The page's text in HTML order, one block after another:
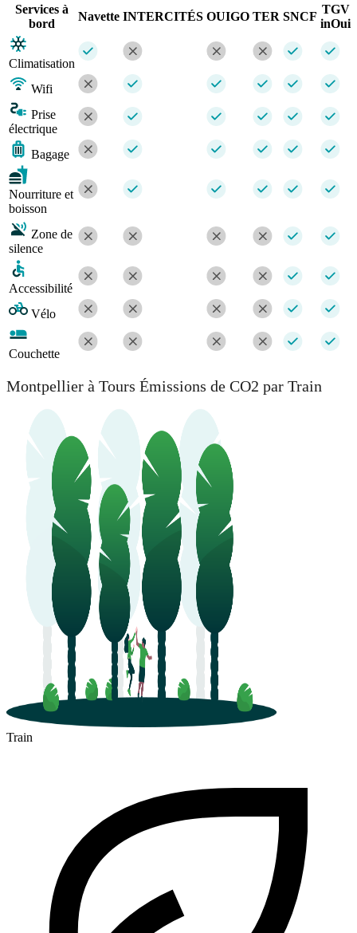
Services à
bord
Navette INTERCITÉS OUIGO TER SNCF
TGV
inOui
Climatisation
Wifi
Prise
électrique
Bagage
Nourriture et
boisson
Zone de
silence
Accessibilité
Vélo
Couchette
Montpellier à Tours Émissions de CO2 par Train
Train